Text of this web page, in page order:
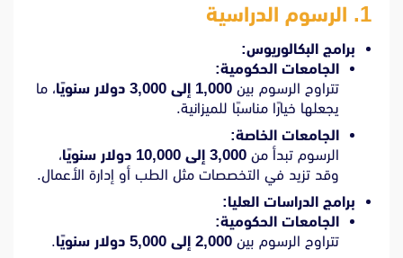
1. الرسوم الدراسية
برامج البكالوريوس:
الجامعات الحكومية:
تتراوح الرسوم بين 1,000 إلى 3,000 دولار سنويًا
، ما
يجعلها خيارًا مناسبًا للميزانية.
الجامعات الخاصة:
الرسوم تبدأ من 3,000 إلى 10,000 دولار سنويًا
،
وقد تزيد في التخصصات مثل الطب أو إدارة الأعمال.
برامج الدراسات العليا:
الجامعات الحكومية:
تتراوح الرسوم بين 2,000 إلى 5,000 دولار سنويًا
.